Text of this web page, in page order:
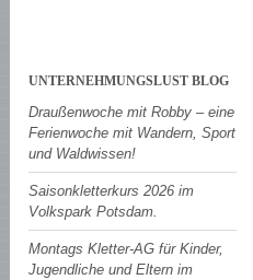
UNTERNEHMUNGSLUST BLOG
Draußenwoche mit Robby – eine
Ferienwoche mit Wandern, Sport
und Waldwissen!
Saisonkletterkurs 2026 im
Volkspark Potsdam.
Montags Kletter-AG für Kinder,
Jugendliche und Eltern im